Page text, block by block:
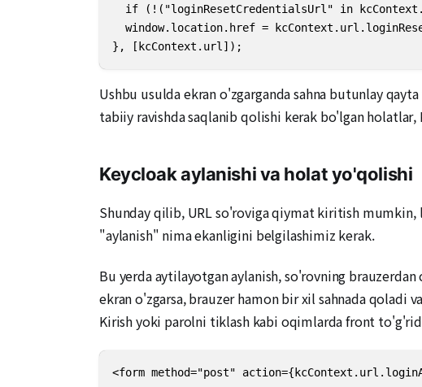
if (!("loginResetCredentialsUrl" in
window.location.href =
}, [kcContext.url]);
Ushbu usulda ekran o'zgarganda sahna butunlay
tabiiy ravishda saqlanib qolishi kerak bo'lgan
Keycloak aylanishi va holat yo'qolishi
Shunday qilib, URL so'roviga qiymat kiritish
"aylanish" nima ekanligini belgilashimiz kerak.
Bu yerda aytilayotgan aylanish, so'rovning
ekran o'zgarsa, brauzer hamon bir xil sahnada
Kirish yoki parolni tiklash kabi oqimlarda front
<form method="post"